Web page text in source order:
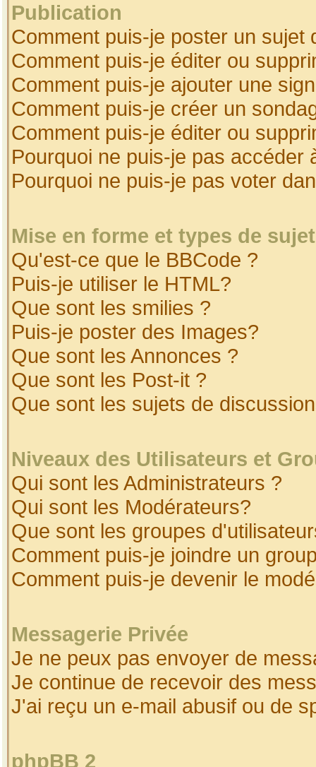
Publication
Comment puis-je poster un sujet
Comment puis-je éditer ou
Comment puis-je ajouter une
Comment puis-je créer un
Comment puis-je éditer ou
Pourquoi ne puis-je pas accéder
Pourquoi ne puis-je pas voter
Mise en forme et types de
Qu'est-ce que le BBCode ?
Puis-je utiliser le HTML?
Que sont les smilies ?
Puis-je poster des Images?
Que sont les Annonces ?
Que sont les Post-it ?
Que sont les sujets de
Niveaux des Utilisateurs et
Qui sont les Administrateurs ?
Qui sont les Modérateurs?
Que sont les groupes
Comment puis-je joindre un
Comment puis-je devenir le
Messagerie Privée
Je ne peux pas envoyer de
Je continue de recevoir des
J'ai reçu un e-mail abusif ou de
phpBB 2